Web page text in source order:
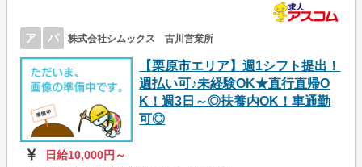
ア パ 株式会社シムックス 古川営業所
【栗原市エリア】週1シフト提出！
週払い可♪未経験OK★直行直帰O
K！週3日～◎扶養内OK！車通勤
可◎
日給10,000円～